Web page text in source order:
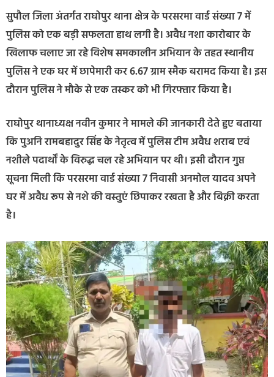
सुपौल जिला अंतर्गत राघोपुर थाना क्षेत्र के परसरमा वार्ड संख्या 7 में
पुलिस को एक बड़ी सफलता हाथ लगी है। अवैध नशा कारोबार के
खिलाफ चलाए जा रहे विशेष समकालीन अभियान के तहत स्थानीय
पुलिस ने एक घर में छापेमारी कर 6.67 ग्राम स्मैक बरामद किया है। इस
दौरान पुलिस ने मौके से एक तस्कर को भी गिरफ्तार किया है।
राघोपुर थानाध्यक्ष नवीन कुमार ने मामले की जानकारी देते हुए बताया
कि पुअनि रामबहादुर सिंह के नेतृत्व में पुलिस टीम अवैध शराब एवं
नशीले पदार्थों के विरुद्ध चल रहे अभियान पर थी। इसी दौरान गुप्त
सूचना मिली कि परसरमा वार्ड संख्या 7 निवासी अनमोल यादव अपने
घर में अवैध रूप से नशे की वस्तुएं छिपाकर रखता है और बिक्री करता
है।